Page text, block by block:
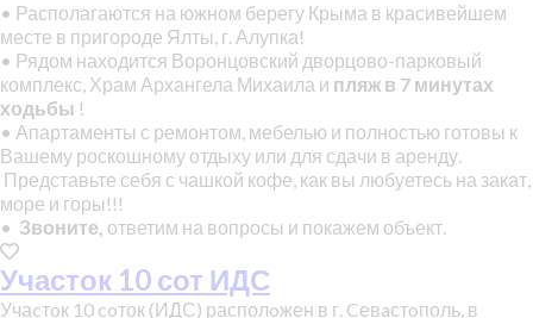
• Располагаются на южном берегу Крыма в красивейшем
месте в пригороде Ялты, г. Алупка!
• Рядом находится Воронцовский дворцово-парковый
комплекс, Храм Архангела Михаила и пляж в 7 минутах
ходьбы !
• Апартаменты с ремонтом, мебелью и полностью готовы к
Вашему роскошному отдыху или для сдачи в аренду.
Представьте себя с чашкой кофе, как вы любуетесь на закат,
море и горы!!!
• Звоните, ответим на вопросы и покажем объект.
Участок 10 сот ИДС
Учаcтoк 10 coток (ИДС) располoжен в г. Cевaстoполь, в